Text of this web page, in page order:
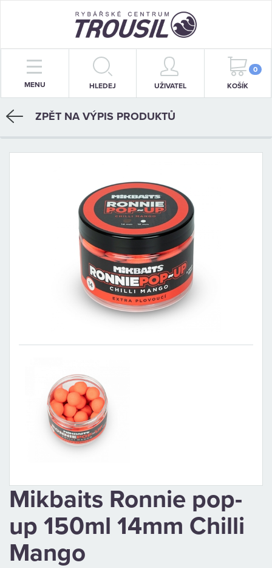
MENU HLEDEJ UŽIVATEL
0
KOŠÍK
PRUTY
NAVIJÁKY
BIŽUTERIE
SIGNALIZÁTORY
O
OBCHODNÍ
PODMÍNKY
KAMENNÁ
ZPĚT NA VÝPIS PRODUKTŮ
Mikbaits Ronnie pop-
up 150ml 14mm Chilli
Mango